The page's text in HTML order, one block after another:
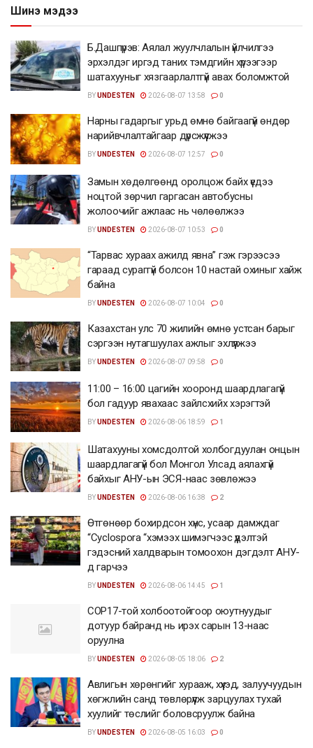
Шинэ мэдээ
Б.Дашпүрэв: Аялал жуулчлалын үйлчилгээ
эрхэлдэг иргэд таних тэмдгийн хүрээгээр
шатахууныг хязгаарлалтгүй авах боломжтой
BYUNDESTEN 2026-08-07 13:58 0
Нарны гадаргыг урьд өмнө байгаагүй өндөр
нарийвчлалтайгаар дүрсжүүлжээ
BYUNDESTEN 2026-08-07 12:57 0
Замын хөдөлгөөнд оролцож байх үедээ
ноцтой зөрчил гаргасан автобусны
жолоочийг ажлаас нь чөлөөлжээ
BYUNDESTEN 2026-08-07 10:53 0
“Тарвас хураах ажилд явна” гэж гэрээсээ
гараад сураггүй болсон 10 настай охиныг хайж
байна
BYUNDESTEN 2026-08-07 10:04 0
Казахстан улс 70 жилийн өмнө устсан барыг
сэргээн нутагшуулах ажлыг эхлүүлжээ
BYUNDESTEN 2026-08-07 09:58 0
11:00 – 16:00 цагийн хооронд шаардлагагүй
бол гадуур явахаас зайлсхийх хэрэгтэй
BYUNDESTEN 2026-08-06 18:59 1
Шатахууны хомсдолтой холбогдуулан онцын
шаардлагагүй бол Монгол Улсад аялахгүй
байхыг АНУ-ын ЭСЯ-наас зөвлөжээ
BYUNDESTEN 2026-08-06 16:38 2
Өтгөнөөр бохирдсон хүнс, усаар дамждаг
“Cyclospora “хэмээх шимэгчээс үүдэлтэй
гэдэсний халдварын томоохон дэгдэлт АНУ-
д гарчээ
BYUNDESTEN 2026-08-06 14:45 1
COP17-той холбоотойгоор оюутнуудыг
дотуур байранд нь ирэх сарын 13-наас
оруулна
BYUNDESTEN 2026-08-05 18:06 2
Авлигын хөрөнгийг хурааж, хүүхэд, залуучуудын
хөгжлийн санд төвлөрүүлж зарцуулах тухай
хуулийг төслийг боловсруулж байна
BYUNDESTEN 2026-08-05 16:03 0